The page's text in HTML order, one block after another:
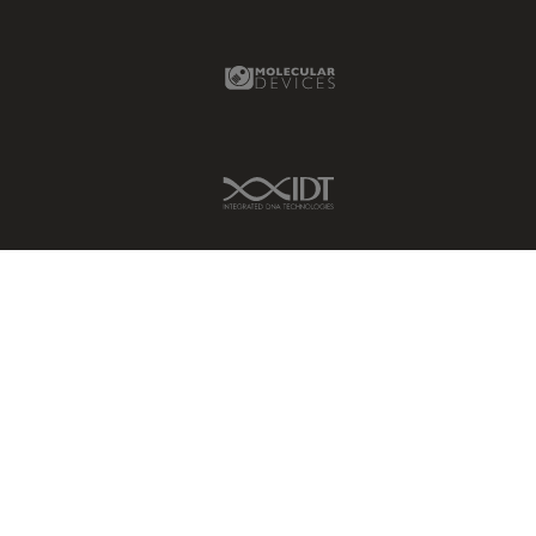
Molecular Devices Link
IDT Link